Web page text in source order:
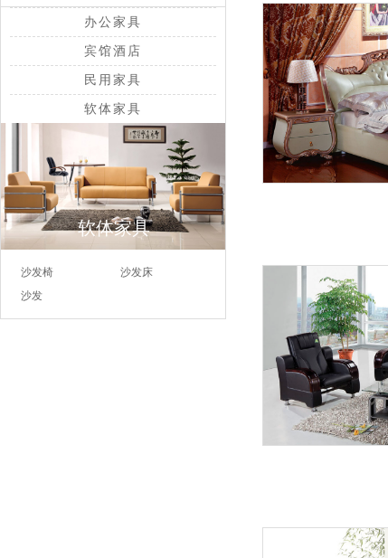
办公家具
宾馆酒店
民用家具
软体家具
软体家具
沙发椅
沙发床
沙发